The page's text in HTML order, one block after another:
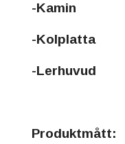
-Kamin
-Kolplatta
-Lerhuvud
Produktmått: